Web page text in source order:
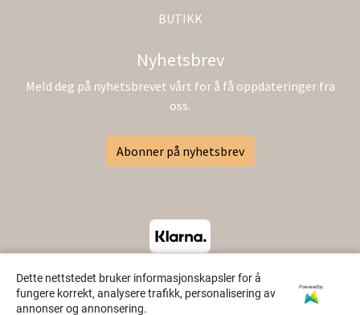
Dette nettstedet bruker informasjonskapsler for å
fungere korrekt, analysere trafikk, personalisering av
annonser og annonsering.
Powered by
BUTIKK
Nyhetsbrev
Meld deg på nyhetsbrevet vårt for å få oppdateringer fra
oss.
Abonner på nyhetsbrev